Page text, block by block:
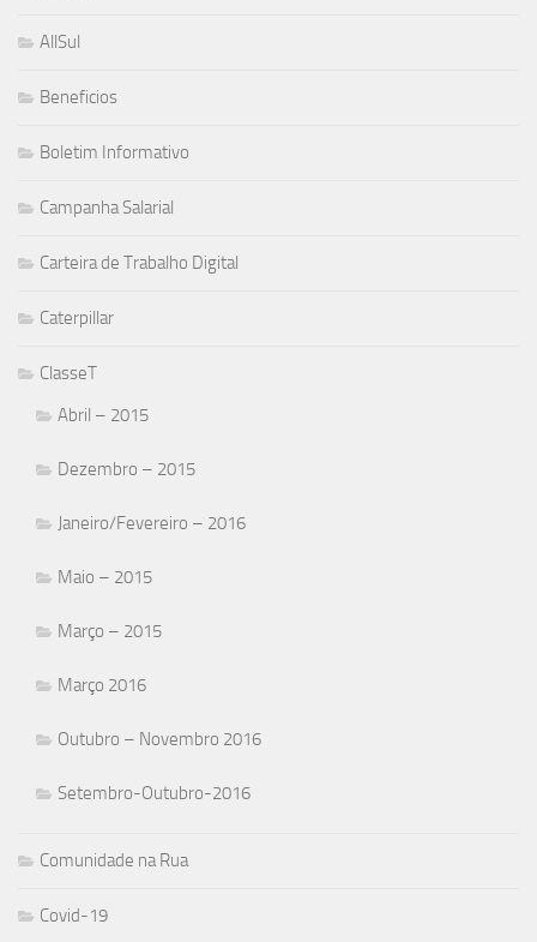
AllSul
Beneficios
Boletim Informativo
Campanha Salarial
Carteira de Trabalho Digital
Caterpillar
ClasseT
Abril – 2015
Dezembro – 2015
Janeiro/Fevereiro – 2016
Maio – 2015
Março – 2015
Março 2016
Outubro – Novembro 2016
Setembro-Outubro-2016
Comunidade na Rua
Covid-19